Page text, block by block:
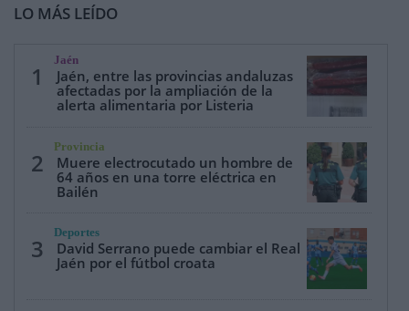
LO MÁS LEÍDO
1
Jaén
Jaén, entre las provincias andaluzas
afectadas por la ampliación de la
alerta alimentaria por Listeria
2
Provincia
Muere electrocutado un hombre de
64 años en una torre eléctrica en
Bailén
3
Deportes
David Serrano puede cambiar el Real
Jaén por el fútbol croata